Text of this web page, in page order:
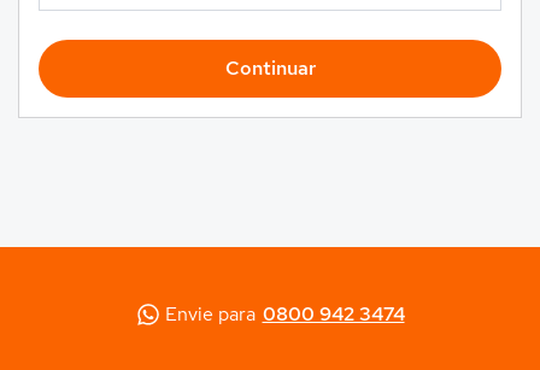
Continuar
Envie para 0800 942 3474